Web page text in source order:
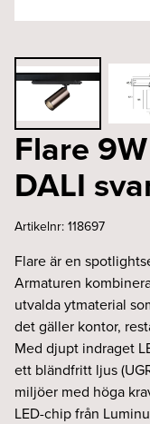
Flare
DALI
Artikelnr: 118697
Flare är en
Armaturen
utvalda ytmaterial
det gäller kontor,
Med djupt indraget
ett bländfritt ljus
miljöer med höga
LED-chip från